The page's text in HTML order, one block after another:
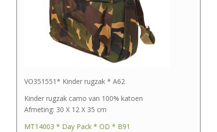
VO351551* Kinder rugzak * A62
Kinder rugzak camo van 100% katoen
Afmeting: 30 X 12 X 35 cm
MT14003 * Day Pack * OD * B91